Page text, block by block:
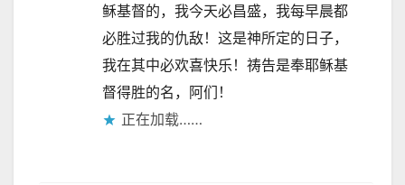
稣基督的，我今天必昌盛，我每早晨都
必胜过我的仇敌！这是神所定的日子，
我在其中必欢喜快乐！祷告是奉耶稣基
督得胜的名，阿们！
正在加载……